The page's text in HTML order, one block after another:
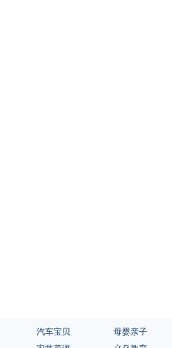
汽车宝贝 母婴亲子